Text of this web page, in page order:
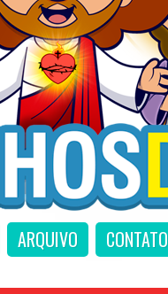
ARQUIVO CONTATO